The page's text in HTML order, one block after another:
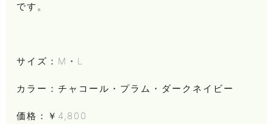
です。
サイズ：M・L
カラー：チャコール・プラム・ダークネイビー
価格：￥4,800